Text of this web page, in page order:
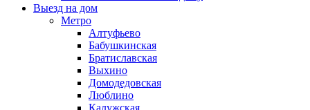
Выезд на дом
Метро
Алтуфьево
Бабушкинская
Братиславская
Выхино
Домодедовская
Люблино
Калужская